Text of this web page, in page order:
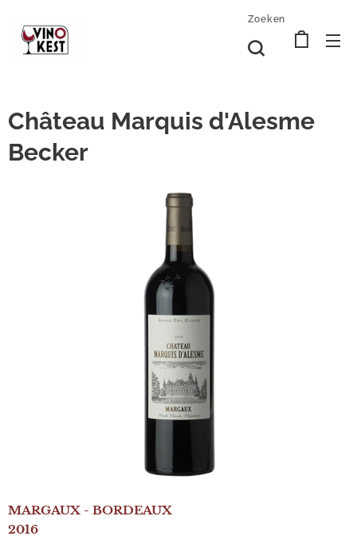
Zoeken
Château Marquis d'Alesme
Becker
MARGAUX - BORDEAUX
2016